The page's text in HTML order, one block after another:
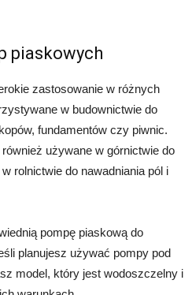
piaskowych
zastosowanie w różnych
w budownictwie do
fundamentów czy piwnic.
używane w górnictwie do
rolnictwie do nawadniania pól i
pompę piaskową do
planujesz używać pompy pod
model, który jest wodoszczelny i